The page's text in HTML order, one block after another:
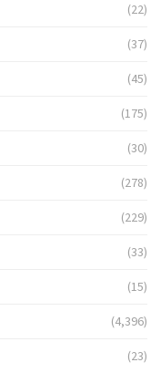
(22)
(37)
(45)
(175)
(30)
(278)
(229)
(33)
(15)
(4,396)
(23)